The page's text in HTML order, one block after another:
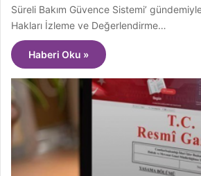
Süreli Bakım Güvence Sistemi’
Hakları İzleme ve Değerlendirme…
Haberi Oku »